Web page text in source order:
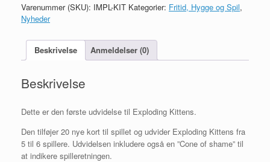
Pack
til
Kittens
antal
Varenummer (SKU): IMPL-KIT Kategorier: Fritid, Hygge og Spil,
Nyheder
Beskrivelse Anmeldelser (0)
Beskrivelse
Dette er den første udvidelse til Exploding Kittens.
Den tilføjer 20 nye kort til spillet og udvider Exploding Kittens fra
5 til 6 spillere. Udvidelsen inkludere også en ”Cone of shame” til
at indikere spilleretningen.